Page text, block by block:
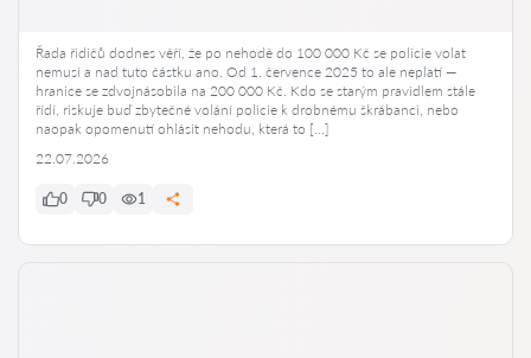
Řada řidičů dodnes věří, že po nehodě do 100 000 Kč se policie volat
nemusí a nad tuto částku ano. Od 1. července 2025 to ale neplatí —
hranice se zdvojnásobila na 200 000 Kč. Kdo se starým pravidlem stále
řídí, riskuje buď zbytečné volání policie k drobnému škrábanci, nebo
naopak opomenutí ohlásit nehodu, která to […]
22.07.2026
0 0 1